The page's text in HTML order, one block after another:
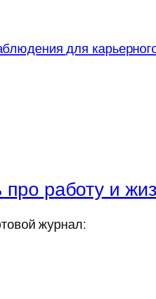
для
про работу и
журнал: